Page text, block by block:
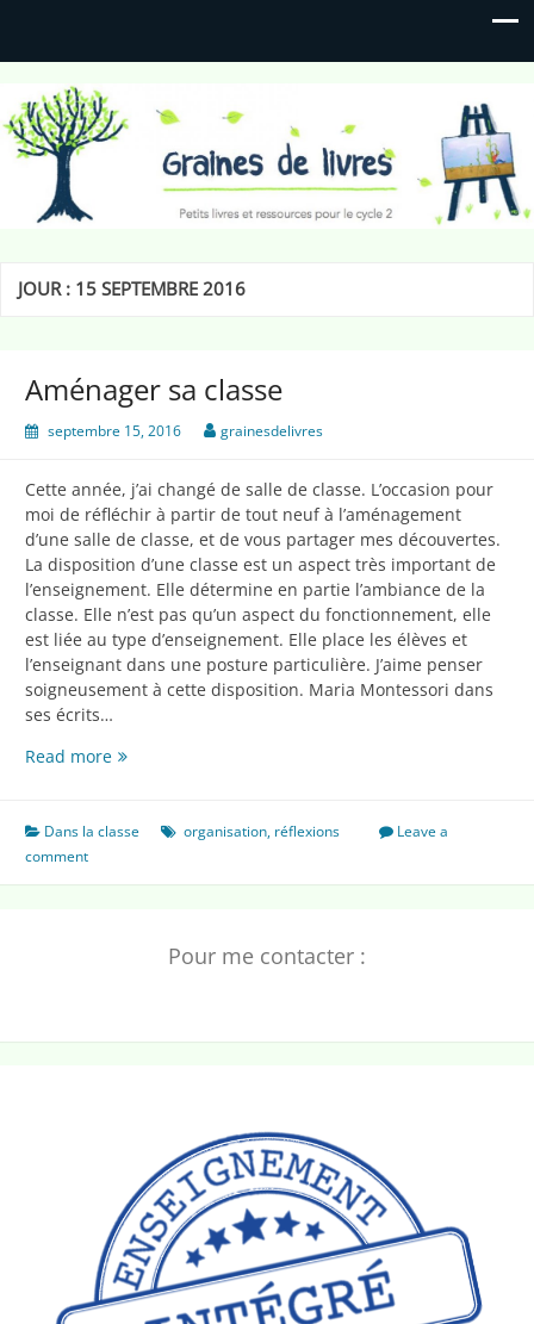
Graines de livres
Petits livres et ressources pour le cycle 2
JOUR : 15 SEPTEMBRE 2016
Aménager sa classe
septembre 15, 2016 grainesdelivres
Cette année, j’ai changé de salle de classe. L’occasion pour
moi de réfléchir à partir de tout neuf à l’aménagement
d’une salle de classe, et de vous partager mes découvertes.
La disposition d’une classe est un aspect très important de
l’enseignement. Elle détermine en partie l’ambiance de la
classe. Elle n’est pas qu’un aspect du fonctionnement, elle
est liée au type d’enseignement. Elle place les élèves et
l’enseignant dans une posture particulière. J’aime penser
soigneusement à cette disposition. Maria Montessori dans
ses écrits…
Read moreAménager
Dans la classe organisation, réflexions
Leave a
comment
Pour me contacter :